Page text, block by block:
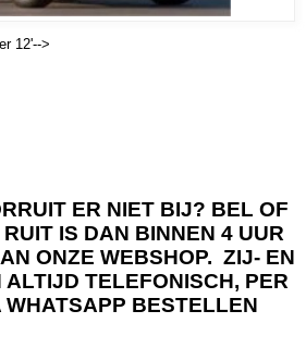
12'-->
ER NIET BIJ? BEL OF
IS DAN BINNEN 4 UUR
ONZE WEBSHOP. ZIJ- EN
ALTIJD TELEFONISCH, PER
WHATSAPP BESTELLEN